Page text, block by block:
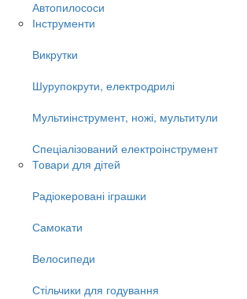
Автопилососи
Інструменти
Викрутки
Шурупокрути, електродрилі
Мультиінструмент, ножі, мультитули
Спеціалізований електроінструмент
Товари для дітей
Радіокеровані іграшки
Самокати
Велосипеди
Стільчики для годування